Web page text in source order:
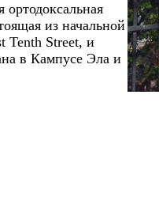
из начальной
Tenth Street, и
в Кампусе Эла и